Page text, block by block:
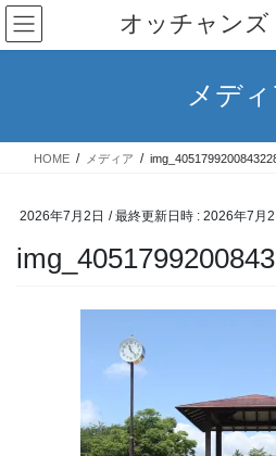
コ
ン
テ
ス
ナ
ビ
ゲ
ン
オッチャン
メディ
HOME メディア
2026年7月2日 / 最終更新日時 : 2026年7月2